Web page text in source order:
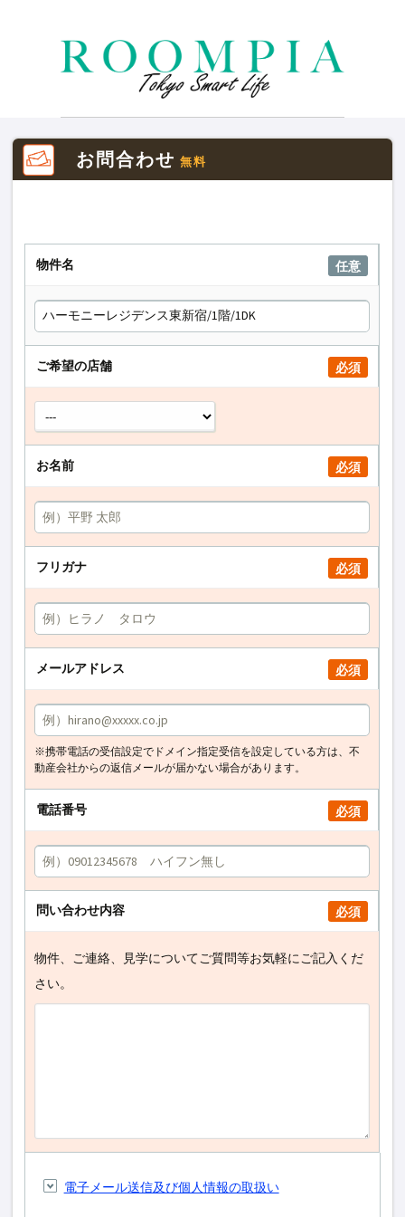
お問合わせ 無料
物件名 任意
ご希望の店舗 必須
お名前 必須
フリガナ 必須
メールアドレス 必須
※携帯電話の受信設定でドメイン指定受信を設定している方は、不
動産会社からの返信メールが届かない場合があります。
電話番号 必須
問い合わせ内容 必須
物件、ご連絡、見学についてご質問等お気軽にご記入くだ
さい。
電子メール送信及び個人情報の取扱い